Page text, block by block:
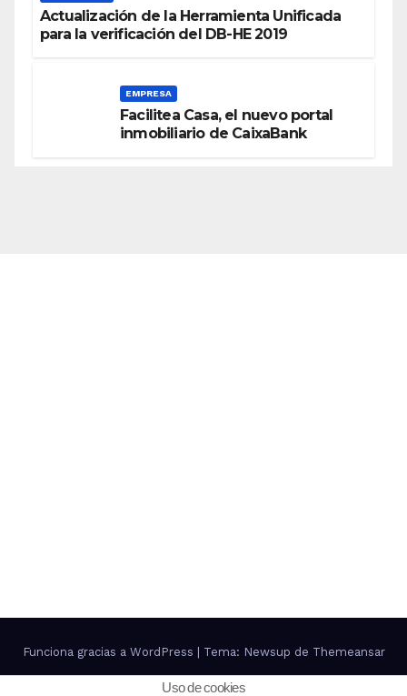
Actualización de la Herramienta Unificada
para la verificación del DB-HE 2019
EMPRESA
Facilitea Casa, el nuevo portal
inmobiliario de CaixaBank
Funciona gracias a WordPress | Tema: Newsup de Themeansar
Uso de cookies